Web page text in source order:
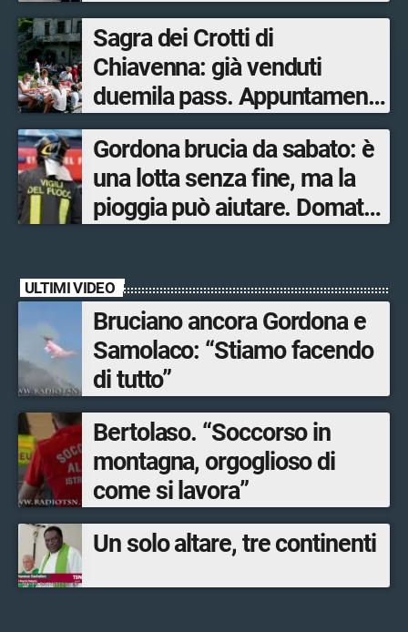
Sagra dei Crotti di
Chiavenna: già venduti
duemila pass. Appuntamento
il 5-6 e il 12-13 settembre.
Gordona brucia da sabato: è
una lotta senza fine, ma la
pioggia può aiutare. Domato
ULTIMI VIDEO
Bruciano ancora Gordona e
Samolaco: “Stiamo facendo
di tutto”
Bertolaso. “Soccorso in
montagna, orgoglioso di
come si lavora”
Un solo altare, tre continenti